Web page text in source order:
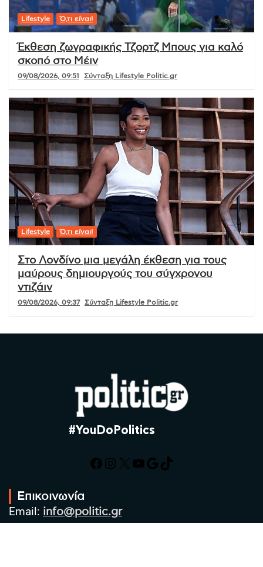
Lifestyle Ό,τι είναι!
Έκθεση ζωγραφικής Τζορτζ Μπους για καλό
σκοπό στο Μέιν
09/08/2026, 09:51 Σύνταξη Lifestyle Politic.gr
Lifestyle Ό,τι είναι!
Στο Λονδίνο μια μεγάλη έκθεση για τους
μαύρους δημιουργούς του σύγχρονου
ντιζάιν
09/08/2026, 09:37 Σύνταξη Lifestyle Politic.gr
#YouDoPolitics
Facebook
Instagram
X YouTube
Google
TikTok
Επικοινωνία
Email: info@politic.gr
Τηλ: